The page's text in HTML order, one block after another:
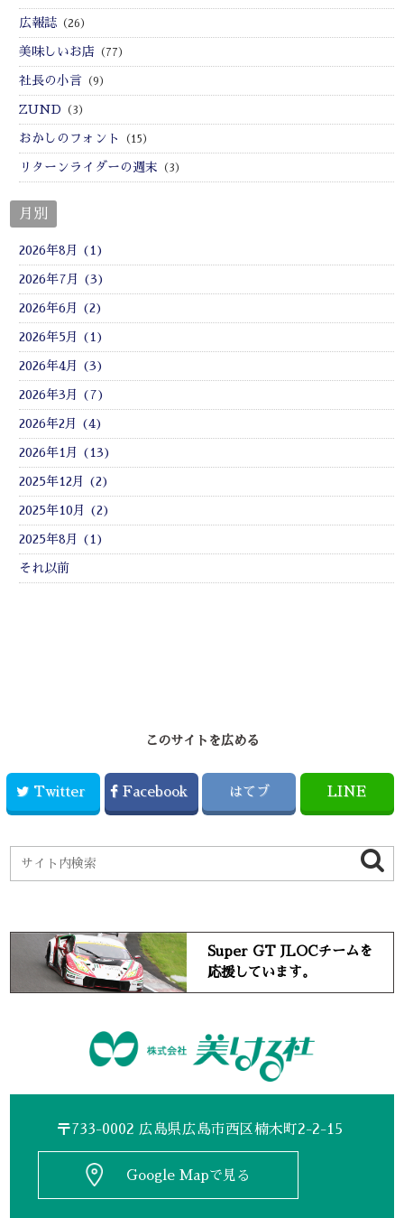
広報誌 （26）
美味しいお店 （77）
社長の小言 （9）
ZUND （3）
おかしのフォント （15）
リターンライダーの週末 （3）
月別
2026年8月 (1)
2026年7月 (3)
2026年6月 (2)
2026年5月 (1)
2026年4月 (3)
2026年3月 (7)
2026年2月 (4)
2026年1月 (13)
2025年12月 (2)
2025年10月 (2)
2025年8月 (1)
それ以前
このサイトを広める
Twitter Facebook はてブ LINE
Super GT JLOCチームを
応援しています。
〒733-0002 広島県広島市西区楠木町2-2-15
Google Mapで見る